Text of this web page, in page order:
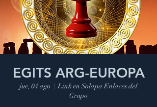
EGITS ARG-EUROPA
jue, 04 ago
  |
Link en Solapa Enlaces del
Grupo